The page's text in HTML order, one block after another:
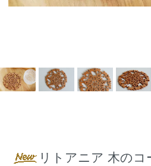
リトアニア 木のコ